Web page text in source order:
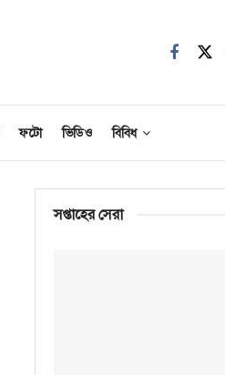
ফটো ভিডিও বিবিধ
সপ্তাহের সেরা